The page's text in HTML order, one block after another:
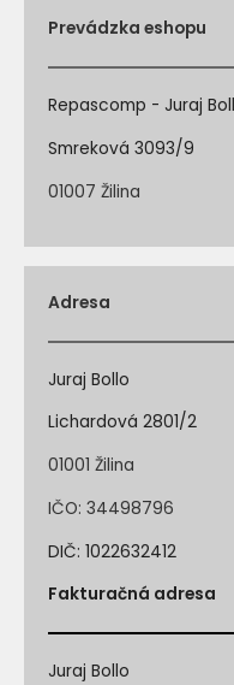
Prevádzka eshopu
Repascomp - Juraj
Smreková 3093/9
01007 Žilina
Adresa
Juraj Bollo
Lichardová 2801/2
01001 Žilina
IČO: 34498796
DIČ: 1022632412
Fakturačná adresa
Juraj Bollo